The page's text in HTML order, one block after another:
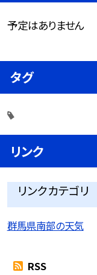
予定はありません
タグ
リンク
リンクカテゴリ
群馬県南部の天気
RSS